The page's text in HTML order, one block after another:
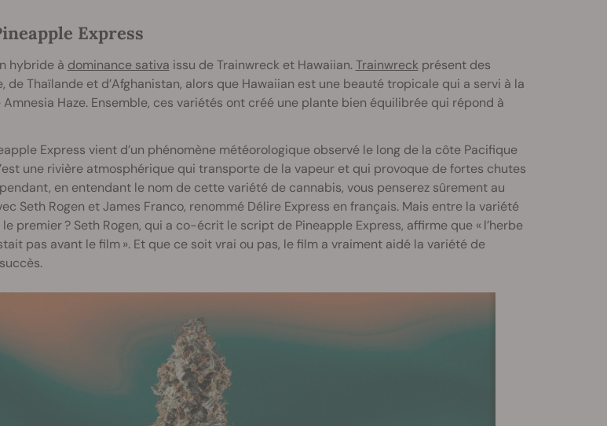
Express
hybride à dominance sativa issu de Trainwreck et Hawaiian.Trainwreckprésent des
de Thaïlande et d’Afghanistan, alors que Hawaiian est une beauté tropicale qui a servi à la
Haze. Ensemble, ces variétés ont créé une plante bien équilibrée qui répond à
Express vient d’un phénomène météorologique observé le long de la côte Pacifique
une rivière atmosphérique qui transporte de la vapeur et qui provoque de fortes chutes
en entendant le nom de cette variété de cannabis, vous penserez sûrement au
Seth Rogen et James Franco, renommé Délire Express en français. Mais entre la variété
premier ? Seth Rogen, qui a co-écrit le script de Pineapple Express, affirme que « l’herbe
pas avant le film ». Et que ce soit vrai ou pas, le film a vraiment aidé la variété de